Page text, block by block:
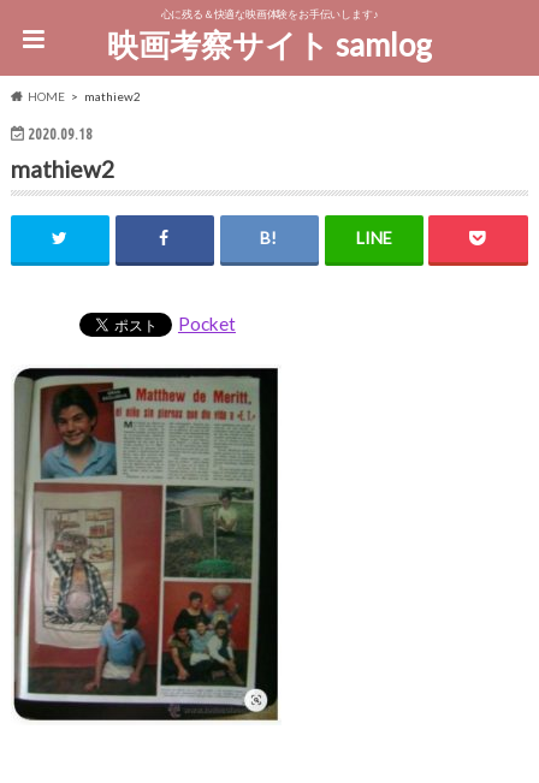
心に残る＆快適な映画体験をお手伝いします♪
映画考察サイト samlog
HOME mathiew2
2020.09.18
mathiew2
Pocket